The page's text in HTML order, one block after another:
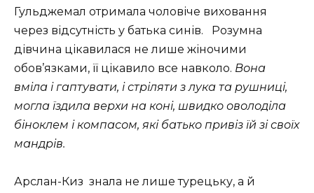
Гульджемал отримала чоловіче виховання
через відсутність у батька синів. Розумна
дівчина цікавилася не лише жіночими
обов’язками, її цікавило все навколо. Вона
вміла і гаптувати, і стріляти з лука та рушниці,
могла їздила верхи на коні, швидко оволоділа
біноклем і компасом, які батько привіз їй зі своїх
мандрів.
Арслан-Киз знала не лише турецьку, а й